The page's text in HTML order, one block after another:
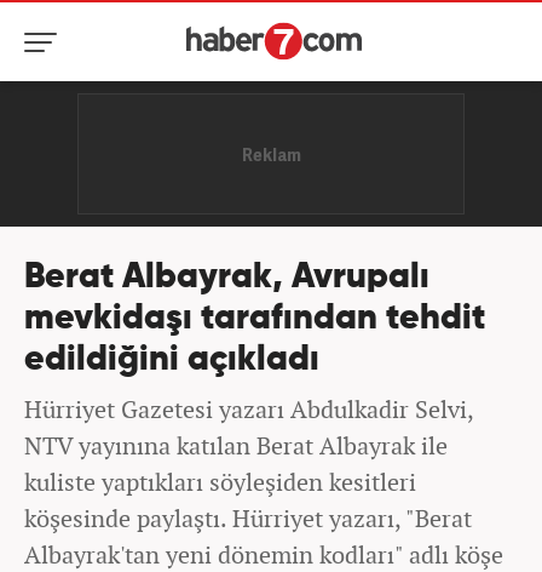
Berat Albayrak, Avrupalı
mevkidaşı tarafından tehdit
edildiğini açıkladı
Hürriyet Gazetesi yazarı Abdulkadir Selvi,
NTV yayınına katılan Berat Albayrak ile
kuliste yaptıkları söyleşiden kesitleri
köşesinde paylaştı. Hürriyet yazarı, "Berat
Albayrak'tan yeni dönemin kodları" adlı köşe